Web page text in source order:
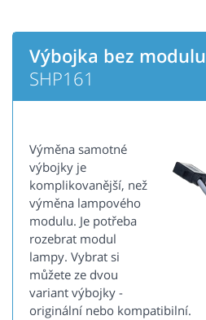
Výbojka bez modulu
SHP161
Výměna samotné
výbojky je
komplikovanější, než
výměna lampového
modulu. Je potřeba
rozebrat modul
lampy. Vybrat si
můžete ze dvou
variant výbojky -
originální nebo kompatibilní.